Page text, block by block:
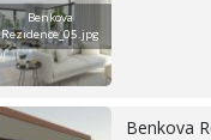
Benkova
Rezidence_05.jpg
Benkova